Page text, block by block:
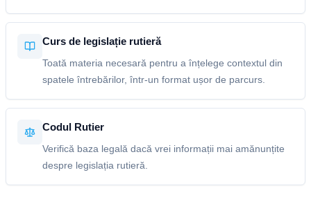
Curs de legislație rutieră
Toată materia necesară pentru a înțelege contextul din
spatele întrebărilor, într-un format ușor de parcurs.
Codul Rutier
Verifică baza legală dacă vrei informații mai amănunțite
despre legislația rutieră.